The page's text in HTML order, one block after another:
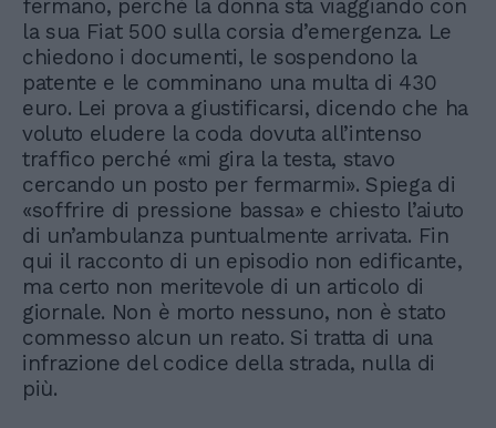
fermano, perché la donna sta viaggiando con
la sua Fiat 500 sulla corsia d’emergenza. Le
chiedono i documenti, le sospendono la
patente e le comminano una multa di 430
euro. Lei prova a giustificarsi, dicendo che ha
voluto eludere la coda dovuta all’intenso
traffico perché «mi gira la testa, stavo
cercando un posto per fermarmi». Spiega di
«soffrire di pressione bassa» e chiesto l’aiuto
di un’ambulanza puntualmente arrivata. Fin
qui il racconto di un episodio non edificante,
ma certo non meritevole di un articolo di
giornale. Non è morto nessuno, non è stato
commesso alcun un reato. Si tratta di una
infrazione del codice della strada, nulla di
più.